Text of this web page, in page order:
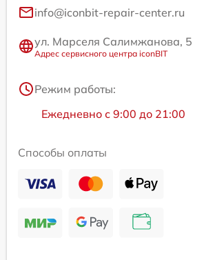
info@iconbit-repair-center.ru
ул. Марселя Салимжанова, 5
Адрес сервисного центра iconBIT
Режим работы:
Ежедневно с 9:00 до 21:00
Способы оплаты